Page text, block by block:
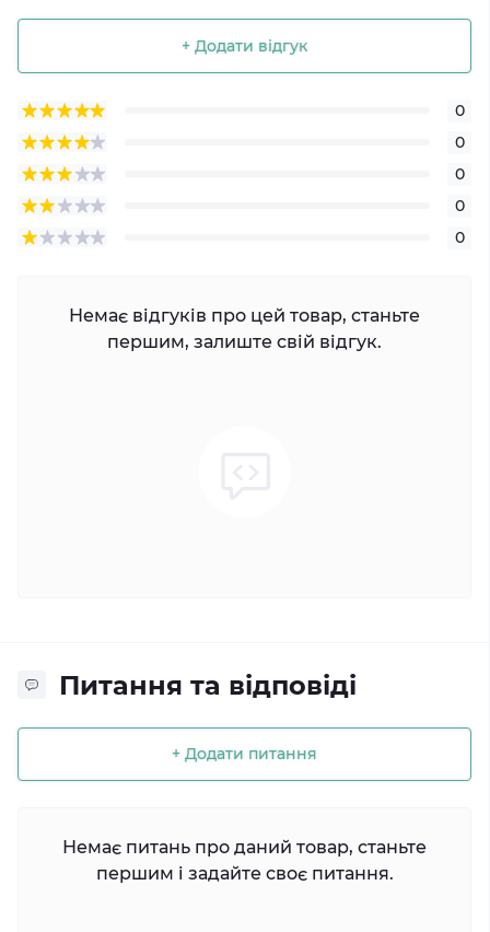
+ Додати відгук
0
0
0
0
0
Немає відгуків про цей товар, станьте
першим, залиште свій відгук.
Питання та відповіді
+ Додати питання
Немає питань про даний товар, станьте
першим і задайте своє питання.